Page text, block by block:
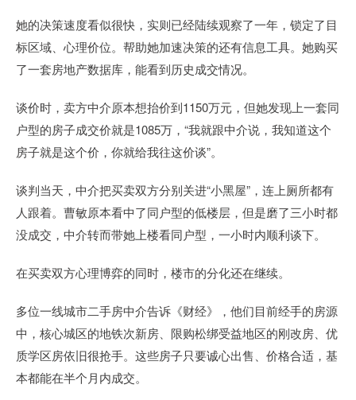
她的决策速度看似很快，实则已经陆续观察了一年，锁定了目
标区域、心理价位。帮助她加速决策的还有信息工具。她购买
了一套房地产数据库，能看到历史成交情况。
谈价时，卖方中介原本想抬价到1150万元，但她发现上一套同
户型的房子成交价就是1085万，“我就跟中介说，我知道这个
房子就是这个价，你就给我往这价谈”。
谈判当天，中介把买卖双方分别关进“小黑屋”，连上厕所都有
人跟着。曹敏原本看中了同户型的低楼层，但是磨了三小时都
没成交，中介转而带她上楼看同户型，一小时内顺利谈下。
在买卖双方心理博弈的同时，楼市的分化还在继续。
多位一线城市二手房中介告诉《财经》，他们目前经手的房源
中，核心城区的地铁次新房、限购松绑受益地区的刚改房、优
质学区房依旧很抢手。这些房子只要诚心出售、价格合适，基
本都能在半个月内成交。